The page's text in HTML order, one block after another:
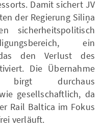
Damit sichert JV
der Regierung Siliņa
ein
den Verlust des
Die Übernahme
birgt durchaus
gesellschaftlich, da
Rail Baltica im Fokus
verläuft.